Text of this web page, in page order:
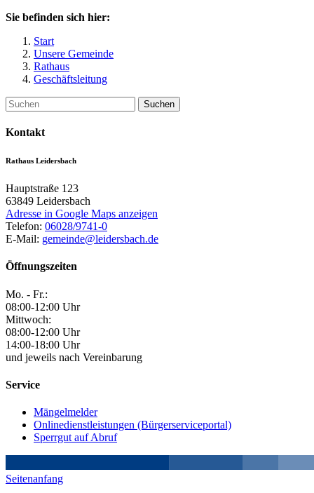
Sie befinden sich hier:
Start
Unsere Gemeinde
Rathaus
Geschäftsleitung
Suchen
Kontakt
Rathaus Leidersbach
Hauptstraße 123
63849 Leidersbach
Adresse in Google Maps anzeigen
Telefon: 06028/9741-0
E-Mail: gemeinde@leidersbach.de
Öffnungszeiten
Mo. - Fr.:
08:00-12:00 Uhr
Mittwoch:
08:00-12:00 Uhr
14:00-18:00 Uhr
und jeweils nach Vereinbarung
Service
Mängelmelder
Onlinedienstleistungen (Bürgerserviceportal)
Sperrgut auf Abruf
Seitenanfang